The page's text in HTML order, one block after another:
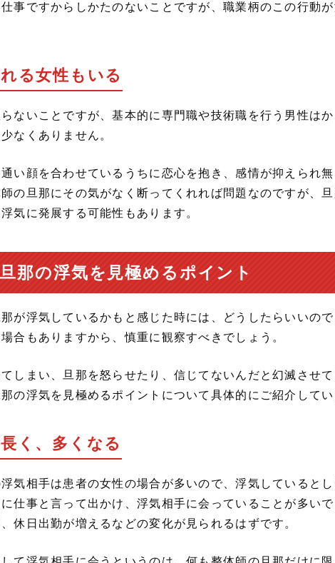
事ですからしかたのないことですが、職業柄のこの行動
る女性もいる
ないことですが、基本的に専門職や技術職を行う男性は
なくありません。
い顔を合わせているうちに恋心を抱き、感情が抑えられ
の旦那にその気がなく断ってくれれば問題なのですが、
気に発展する可能性もあります。
那の浮気を見極めるポイント
が浮気しているかもと感じた時には、どうしたらいいの
合もありますから、慎重に観察すべきでしょう。
しまい、旦那を怒らせたり、信じてないんだと幻滅させ
の浮気を見極めるポイントについて具体的にご紹介してい
く、多くなる
気相手は患者の女性の場合が多いので、浮気していると
仕事と言って出かけ、浮気相手に会っていることが多い
休日出勤が増えるなどの変化が見られるはずです。